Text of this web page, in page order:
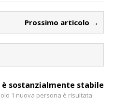
Prossimo articolo →
sostanzialmente stabile
1 nuova persona è risultata